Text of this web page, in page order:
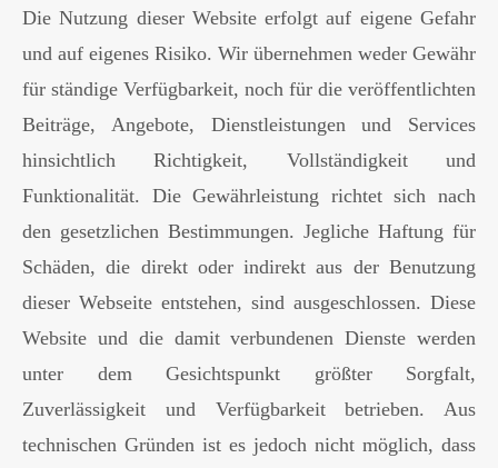
Die Nutzung dieser Website erfolgt auf eigene Gefahr
und auf eigenes Risiko. Wir übernehmen weder Gewähr
für ständige Verfügbarkeit, noch für die veröffentlichten
Beiträge, Angebote, Dienstleistungen und Services
hinsichtlich Richtigkeit, Vollständigkeit und
Funktionalität. Die Gewährleistung richtet sich nach
den gesetzlichen Bestimmungen. Jegliche Haftung für
Schäden, die direkt oder indirekt aus der Benutzung
dieser Webseite entstehen, sind ausgeschlossen. Diese
Website und die damit verbundenen Dienste werden
unter dem Gesichtspunkt größter Sorgfalt,
Zuverlässigkeit und Verfügbarkeit betrieben. Aus
technischen Gründen ist es jedoch nicht möglich, dass